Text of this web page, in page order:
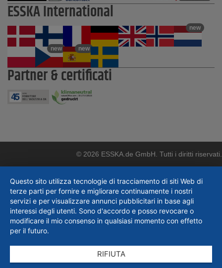
ESSKA International
new
new new
Partner & certificati
© 2026 ESSKA.de GmbH. Tutti i diritti riservati.
Questo sito utilizza tecnologie di tracciamento di siti Web di
terze parti per fornire e migliorare continuamente i nostri
servizi e per visualizzare annunci pubblicitari in base agli
interessi degli utenti. Sono d'accordo e posso revocare o
modificare il mio consenso in qualsiasi momento con effetto
per il futuro.
RIFIUTA